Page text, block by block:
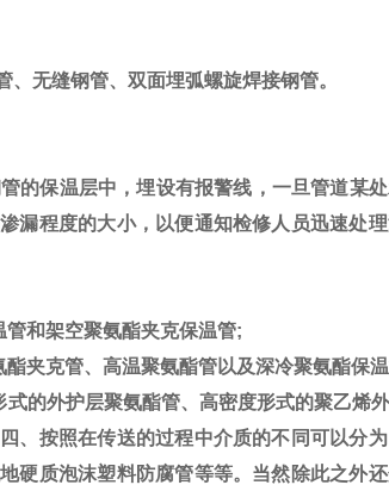
无缝钢管、双面埋弧螺旋焊接钢管。
的保温层中，埋设有报警线，一旦管道某
漏程度的大小，以便通知检修人员迅速处
和架空聚氨酯夹克保温管;
夹克管、高温聚氨酯管以及深冷聚氨酯保温
的外护层聚氨酯管、高密度形式的聚乙烯
、按照在传送的过程中介质的不同可以分
硬质泡沫塑料防腐管等等。当然除此之外